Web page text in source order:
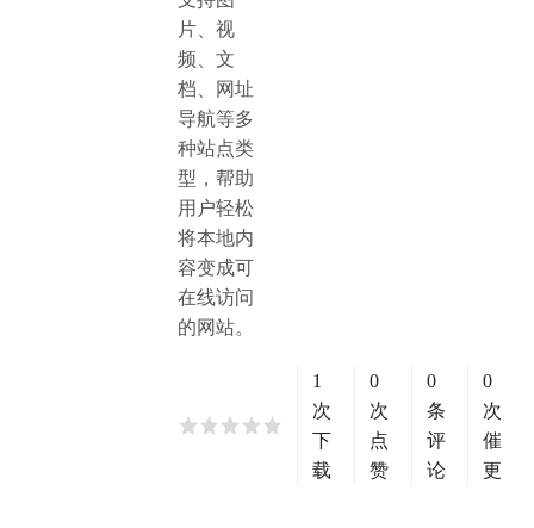
片、视
频、文
档、网址
导航等多
种站点类
型，帮助
用户轻松
将本地内
容变成可
在线访问
的网站。
1
次
下
载
0
次
点
赞
0
条
评
论
0
次
催
更